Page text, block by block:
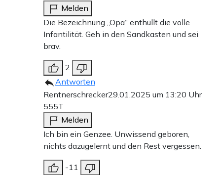
Melden
Die Bezeichnung „Opa“ enthüllt die volle
Infantilität. Geh in den Sandkasten und sei
brav.
2
Antworten
Rentnerschrecker29.01.2025 um 13:20 Uhr
555T
Melden
Ich bin ein Genzee. Unwissend geboren,
nichts dazugelernt und den Rest vergessen.
-11